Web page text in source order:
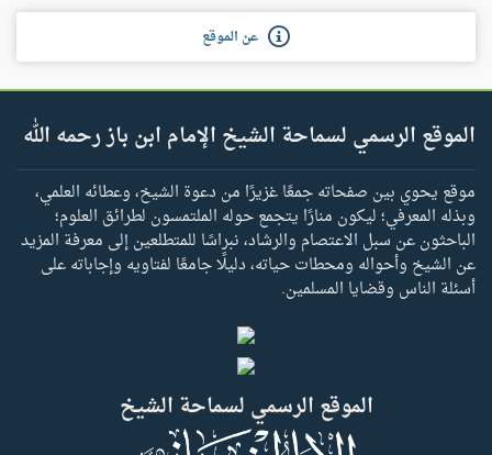
عن الموقع
الموقع الرسمي لسماحة الشيخ الإمام ابن باز رحمه الله
موقع يحوي بين صفحاته جمعًا غزيرًا من دعوة الشيخ، وعطائه العلمي،
وبذله المعرفي؛ ليكون منارًا يتجمع حوله الملتمسون لطرائق العلوم؛
الباحثون عن سبل الاعتصام والرشاد، نبراسًا للمتطلعين إلى معرفة المزيد
عن الشيخ وأحواله ومحطات حياته، دليلًا جامعًا لفتاويه وإجاباته على
أسئلة الناس وقضايا المسلمين.
الموقع الرسمي لسماحة الشيخ